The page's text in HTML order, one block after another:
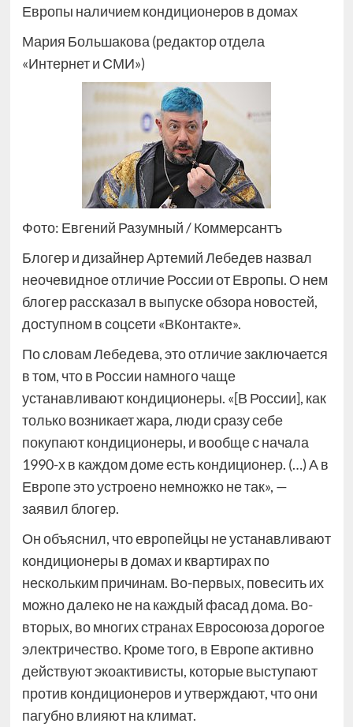
Европы наличием кондиционеров в домах
Мария Большакова (редактор отдела
«Интернет и СМИ»)
Фото: Евгений Разумный / Коммерсантъ
Блогер и дизайнер Артемий Лебедев назвал
неочевидное отличие России от Европы. О нем
блогер рассказал в выпуске обзора новостей,
доступном в соцсети «ВКонтакте».
По словам Лебедева, это отличие заключается
в том, что в России намного чаще
устанавливают кондиционеры. «[В России], как
только возникает жара, люди сразу себе
покупают кондиционеры, и вообще с начала
1990-х в каждом доме есть кондиционер. (…) А в
Европе это устроено немножко не так», —
заявил блогер.
Он объяснил, что европейцы не устанавливают
кондиционеры в домах и квартирах по
нескольким причинам. Во-первых, повесить их
можно далеко не на каждый фасад дома. Во-
вторых, во многих странах Евросоюза дорогое
электричество. Кроме того, в Европе активно
действуют экоактивисты, которые выступают
против кондиционеров и утверждают, что они
пагубно влияют на климат.